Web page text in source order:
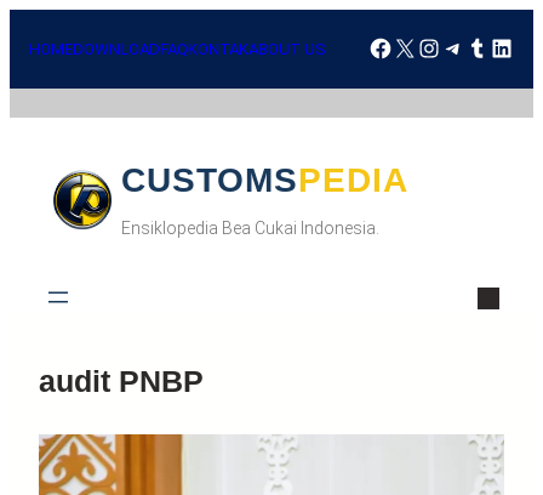
HOMEDOWNLOADFAQKONTAKABOUT US
CUSTOMSPEDIA
Ensiklopedia Bea Cukai Indonesia.
audit PNBP